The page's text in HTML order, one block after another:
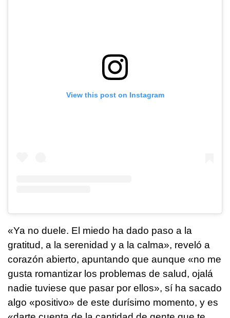
View this post on Instagram
«Ya no duele. El miedo ha dado paso a la
gratitud, a la serenidad y a la calma», reveló a
corazón abierto, apuntando que aunque «no me
gusta romantizar los problemas de salud, ojalá
nadie tuviese que pasar por ellos», sí ha sacado
algo «positivo» de este durísimo momento, y es